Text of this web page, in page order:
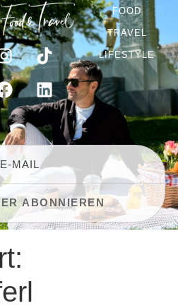
FOOD
TRAVEL
LIFESTYLE